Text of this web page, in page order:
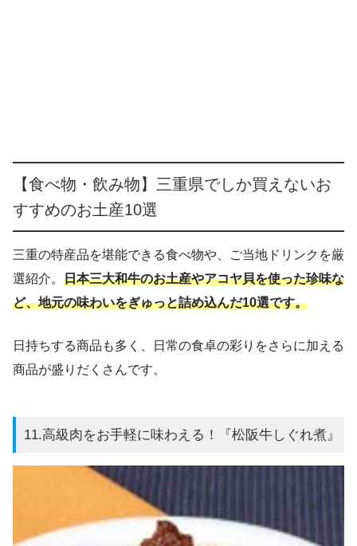
【食べ物・飲み物】三重県でしか買えないお
すすめのお土産10選
三重の特産品を堪能できる食べ物や、ご当地ドリンクを厳
選紹介。 日本三大和牛のお土産やアコヤ貝を使った珍味な
ど、地元の味わいをぎゅっと詰め込んだ10選です。
日持ちする商品も多く、日常の食卓の彩りをさらに加える
商品が盛りだくさんです。
11.高級肉をお手軽に味わえる！『松阪牛しぐれ煮』